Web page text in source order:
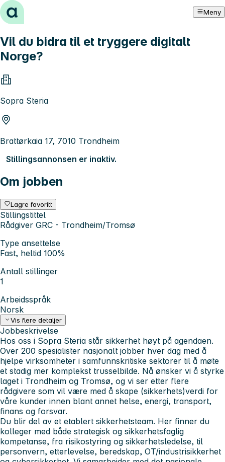
Hopp til innhold Meny
Vil du bidra til et tryggere digitalt
Norge?
Sopra Steria
Brattørkaia 17, 7010 Trondheim
Stillingsannonsen er inaktiv.
Om jobben
Lagre favoritt
Stillingstittel
Rådgiver GRC - Trondheim/Tromsø
Type ansettelse
Fast, heltid 100%
Antall stillinger
1
Arbeidsspråk
Norsk
Vis flere detaljer
Jobbeskrivelse
Hos oss i Sopra Steria står sikkerhet høyt på agendaen.
Over 200 spesialister nasjonalt jobber hver dag med å
hjelpe virksomheter i samfunnskritiske sektorer til å møte
et stadig mer komplekst trusselbilde. Nå ønsker vi å styrke
laget i Trondheim og Tromsø, og vi ser etter flere
rådgivere som vil være med å skape (sikkerhets)verdi for
våre kunder innen blant annet helse, energi, transport,
finans og forsvar.
Du blir del av et etablert sikkerhetsteam. Her finner du
kolleger med både strategisk og sikkerhetsfaglig
kompetanse, fra risikostyring og sikkerhetsledelse, til
personvern, etterlevelse, beredskap, OT/industrisikkerhet